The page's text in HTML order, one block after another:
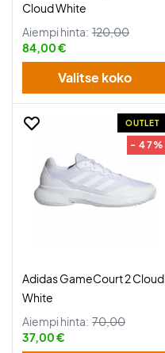
Cloud White
Aiempi hinta: 120,00
84,00 €
Valitse koko
OUTLET
- 47%
Adidas GameCourt 2 Cloud
White
Aiempi hinta: 70,00
37,00 €